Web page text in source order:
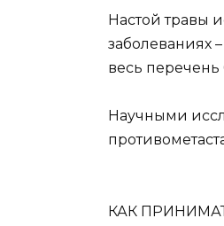
Настой травы
заболеваниях
весь перечень
Научными
КАК